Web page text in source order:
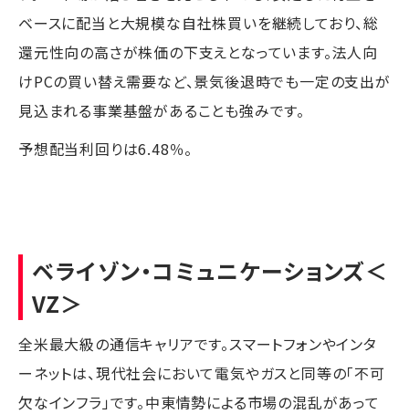
ベースに配当と大規模な自社株買いを継続しており、総
還元性向の高さが株価の下支えとなっています。法人向
けPCの買い替え需要など、景気後退時でも一定の支出が
見込まれる事業基盤があることも強みです。
予想配当利回りは6.48％。
ベライゾン・コミュニケーションズ＜
VZ＞
全米最大級の通信キャリアです。スマートフォンやインタ
ーネットは、現代社会において電気やガスと同等の「不可
欠なインフラ」です。中東情勢による市場の混乱があって